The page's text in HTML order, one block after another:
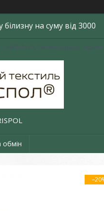
на суму від 3000
обмін